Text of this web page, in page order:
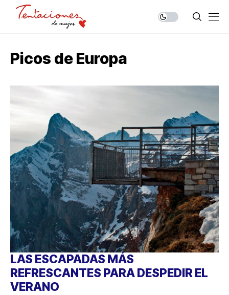
Picos de Europa
LAS ESCAPADAS MÁS
REFRESCANTES PARA DESPEDIR EL
VERANO